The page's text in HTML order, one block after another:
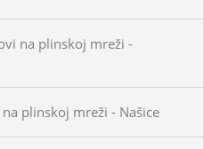
na plinskoj mreži -
plinskoj mreži - Našice